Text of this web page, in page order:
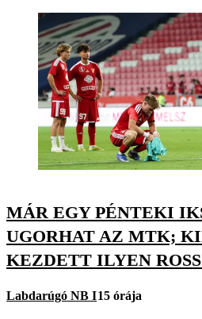
MÁR EGY PÉNTEKI
UGORHAT AZ MTK;
KEZDETT ILYEN
Labdarúgó NB I15 órája